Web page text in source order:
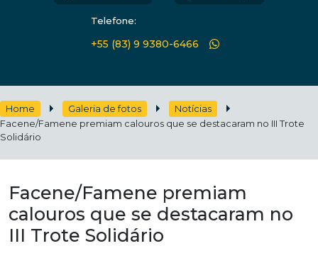
Telefone:
+55 (83) 9 9380-6466
Home Galeria de fotos
Notícias
Facene/Famene premiam calouros que se destacaram no III Trote
Solidário
Facene/Famene premiam
calouros que se destacaram no
III Trote Solidário